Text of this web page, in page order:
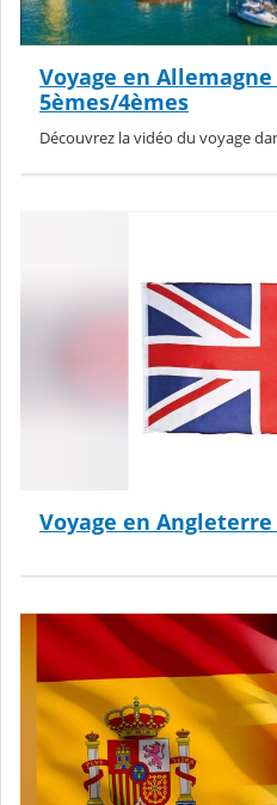
Voyage en Allemagne
5èmes/4èmes
Découvrez la vidéo du voyage
Voyage en Angleterre